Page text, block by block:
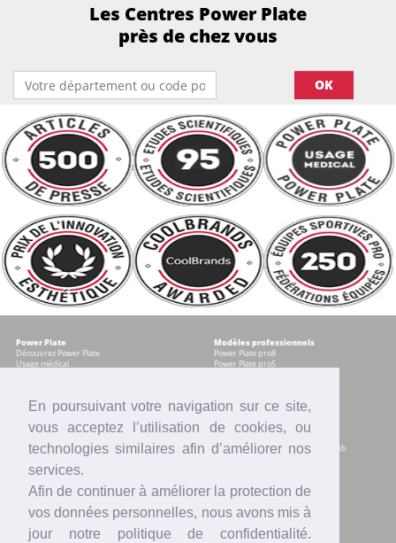
En poursuivant votre navigation sur ce site,
vous acceptez l’utilisation de cookies, ou
technologies similaires afin d’améliorer nos
services.
Afin de continuer à améliorer la protection de
vos données personnelles, nous avons mis à
jour notre politique de confidentialité.
Les Centres Power Plate
près de chez vous
OK
Power Plate
Découvrez Power Plate
Usage médical
Modèles professionnels
Power Plate pro8
Power Plate pro5
Modèles pour les particuliers
Power Plate my5
Power Plate Compacte
Comparatif modèles
Services
Accompagnement marketing & web
Reprise
Intranet